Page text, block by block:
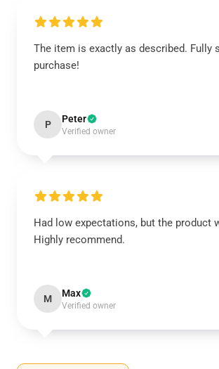
The item is exactly as described. Fully
purchase!
P Peter
Verified owner
Had low expectations, but the product
Highly recommend.
M Max
Verified owner